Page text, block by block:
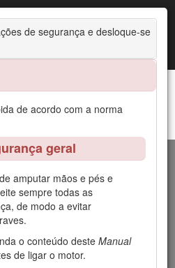
de segurança e desloque-se
de acordo com a norma
geral
amputar mãos e pés e
sempre todas as
de modo a evitar
o conteúdo deste Manual
de ligar o motor.
8000 com operador
rotativa com operador
profissionais ou operadores
concebido para o corte de
ou comerciais. Se a
fim diferente da sua utilização
para saber como